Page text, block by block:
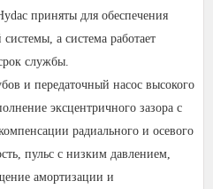
приняты для обеспечения
а система работает
службы.
и передаточный насос высокого
эксцентричного зазора с
радиального и осевого
пульс с низким давлением,
амортизации и